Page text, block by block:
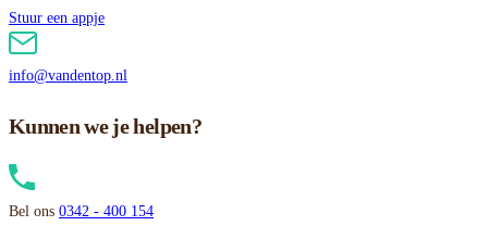
Stuur een appje
info@vandentop.nl
Kunnen we je helpen?
Bel ons 0342 - 400 154